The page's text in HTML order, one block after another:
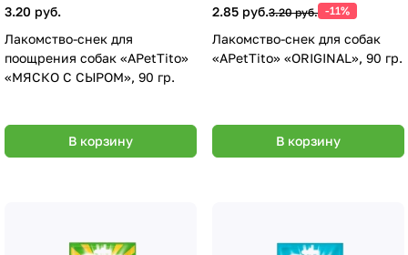
3.20 руб.
Лакомство-снек для
поощрения собак «APetTito»
«МЯСКО С СЫРОМ», 90 гр.
В корзину
2.85 руб.3.20 руб. -11%
Лакомство-снек для собак
«APetTito» «ORIGINAL», 90 гр.
В корзину